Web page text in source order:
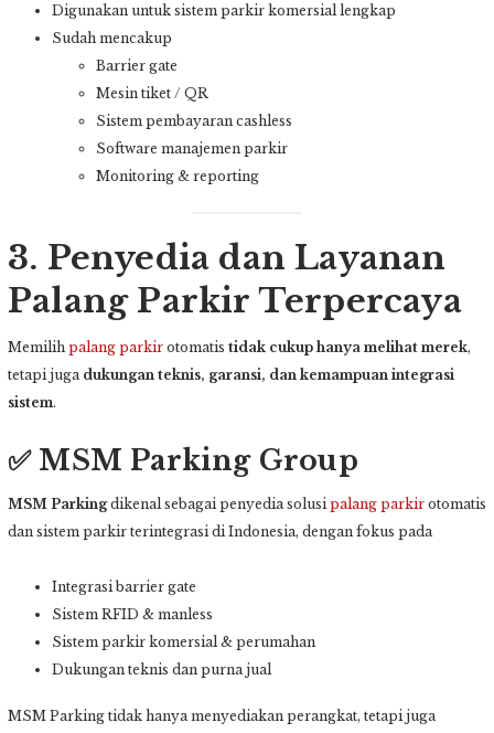
Digunakan untuk sistem parkir komersial lengkap
Sudah mencakup
Barrier gate
Mesin tiket / QR
Sistem pembayaran cashless
Software manajemen parkir
Monitoring & reporting
3. Penyedia dan Layanan
Palang Parkir Terpercaya
Memilih palang parkir otomatis tidak cukup hanya melihat merek,
tetapi juga dukungan teknis, garansi, dan kemampuan integrasi
sistem.
✅ MSM Parking Group
MSM Parkingdikenal sebagai penyedia solusi palang parkir otomatis
dan sistem parkir terintegrasi di Indonesia, dengan fokus pada
Integrasi barrier gate
Sistem RFID & manless
Sistem parkir komersial & perumahan
Dukungan teknis dan purna jual
MSM Parking tidak hanya menyediakan perangkat, tetapi juga